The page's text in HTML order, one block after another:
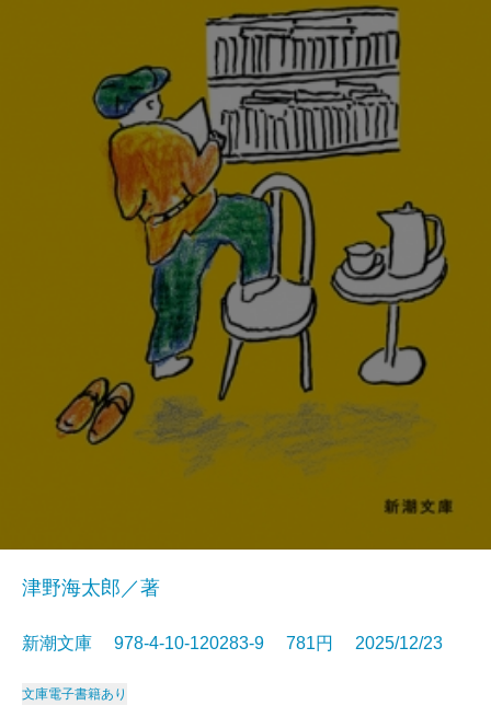
津野海太郎／著
新潮文庫 978-4-10-120283-9 781円 2025/12/23
文庫電子書籍あり